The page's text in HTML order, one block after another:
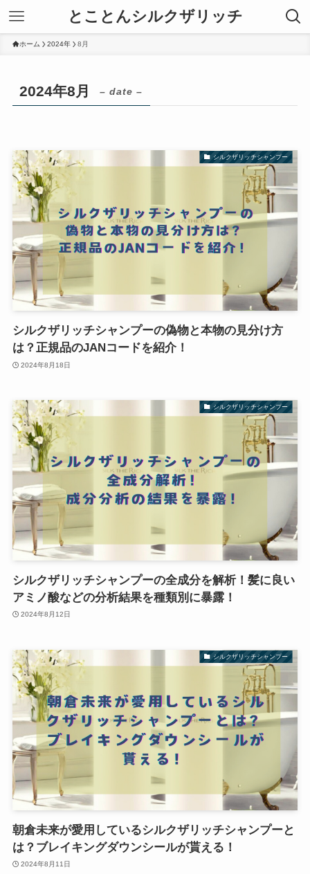
とことんシルクザリッチ
ホーム 2024年 8月
2024年8月 – date –
シルクザリッチシャンプー
シルクザリッチシャンプーの偽物と本物の見分け方
は？正規品のJANコードを紹介！
2024年8月18日
シルクザリッチシャンプー
シルクザリッチシャンプーの全成分を解析！髪に良い
アミノ酸などの分析結果を種類別に暴露！
2024年8月12日
シルクザリッチシャンプー
朝倉未来が愛用しているシルクザリッチシャンプーと
は？ブレイキングダウンシールが貰える！
2024年8月11日